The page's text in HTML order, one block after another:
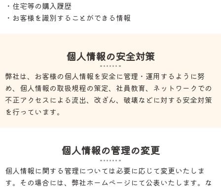
・住宅等の購入履歴
・お客様を識別することができる情報
個人情報の安全対策
弊社は、お客様の個人情報を安全に管理・運用するように努
め、個人情報の取扱規程の策定、社員教育、ネットワークでの
不正アクセスによる流出、改ざん、破壊などに対する安全対策
を行っています。
個人情報の管理の変更
個人情報に関する管理については必要に応じて変更いたしま
す。その場合には、弊社ホームページにて公表いたします。な